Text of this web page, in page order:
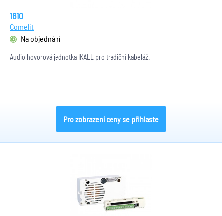
1610
Comelit
Na objednání
Audio hovorová jednotka IKALL pro tradiční kabeláž.
Pro zobrazení ceny se přihlaste